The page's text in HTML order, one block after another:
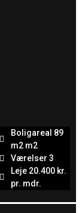
Boligareal 89
m2 m2
Værelser 3
Leje 20.400 kr.
pr. mdr.